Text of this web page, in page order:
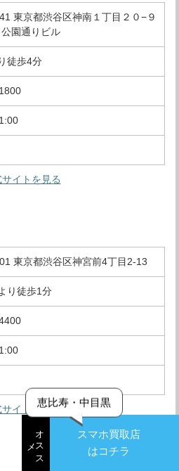
東京都渋谷区神南１丁目２０−９
園通りビル
徒歩4分
イトを見る
東京都渋谷区神宮前4丁目2-13
り徒歩1分
イトを見る
恵比寿・中目黒
オ
スス
メ
スマホ買取店
はコチラ